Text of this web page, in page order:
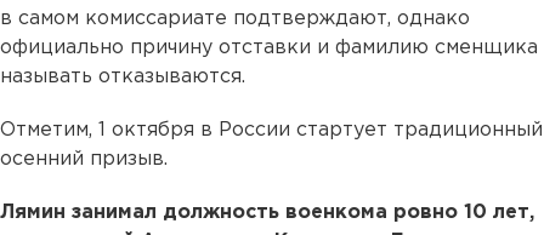
в самом комиссариате подтверждают, однако
официально причину отставки и фамилию сменщика
называть отказываются.
Отметим, 1 октября в России стартует традиционный
осенний призыв.
Лямин занимал должность военкома ровно 10 лет,